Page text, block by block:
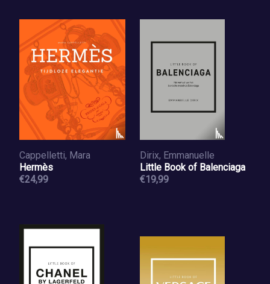
Cappelletti, Mara
Hermès
€24,99
Dirix, Emmanuelle
Little Book of Balenciaga
€19,99